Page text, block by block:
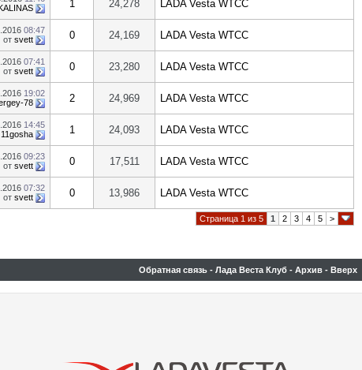
1 24,278 LADA Vesta WTCC
08:47
от svett 0 24,169 LADA Vesta WTCC
07:41
от svett 0 23,280 LADA Vesta WTCC
19:02
78 2 24,969 LADA Vesta WTCC
14:45
11gosha 1 24,093 LADA Vesta WTCC
09:23
от svett 0 17,511 LADA Vesta WTCC
07:32
от svett 0 13,986 LADA Vesta WTCC
Страница 1 из 5 1 2 3 4 5 >
Обратная связь - Лада Веста Клуб - Архив - Вверх